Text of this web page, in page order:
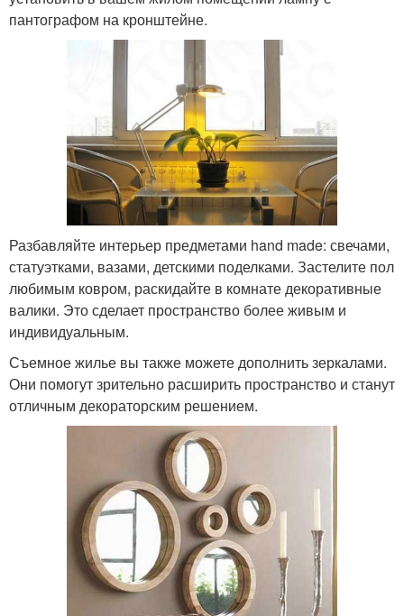
пантографом на кронштейне.
Разбавляйте интерьер предметами hand made: свечами,
статуэтками, вазами, детскими поделками. Застелите пол
любимым ковром, раскидайте в комнате декоративные
валики. Это сделает пространство более живым и
индивидуальным.
Съемное жилье вы также можете дополнить зеркалами.
Они помогут зрительно расширить пространство и станут
отличным декораторским решением.